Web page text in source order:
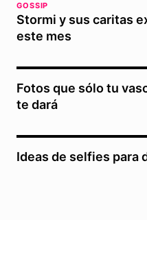
GOSSIP
Stormi y sus caritas
este mes
Fotos que sólo tu
te dará
Ideas de selfies para